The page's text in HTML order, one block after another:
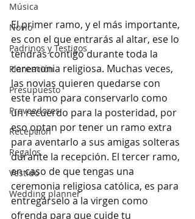
Música
Novio
Padrinos y Testigos
Planeación
Presupuesto
Proveedores
Recepción
Regalos
Vestido
Wedding planner
El primer ramo, y el más importante,
es con el que entrarás al altar, ese lo
tendrás contigo durante toda la
ceremonia religiosa. Muchas veces,
las novias quieren quedarse con
este ramo para conservarlo como
un recuerdo para la posteridad, por
eso optan por tener un ramo extra
para aventarlo a sus amigas solteras
durante la recepción. El tercer ramo,
en caso de que tengas una
ceremonia religiosa católica, es para
entregárselo a la virgen como
ofrenda para que cuide tu